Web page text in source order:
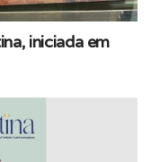
iniciada em